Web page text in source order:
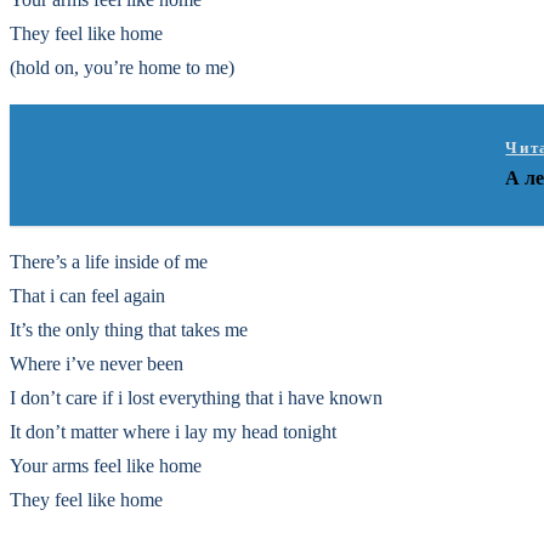
They feel like home
(hold on, you’re home to me)
А
There’s a life inside of me
That i can feel again
It’s the only thing that takes me
Where i’ve never been
I don’t care if i lost everything that i have known
It don’t matter where i lay my head tonight
Your arms feel like home
They feel like home